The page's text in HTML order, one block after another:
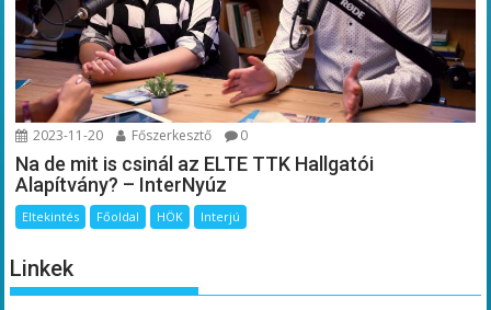
2023-11-20 Főszerkesztő 0
Na de mit is csinál az ELTE TTK Hallgatói
Alapítvány? – InterNyúz
Eltekintés Főoldal HÖK Interjú
Linkek